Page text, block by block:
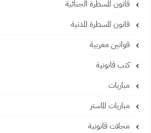
قانون المسطرة الجنائية
قانون المسطرة المدنية
قوانين مغربية
كتب قانونية
مباريات
مباريات الماستر
مجلات قانونية